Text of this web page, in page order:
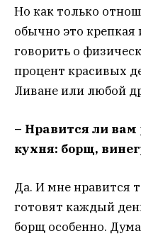
Но как только
обычно это крепкая
говорить о
процент красивых
Ливане или любой
– Нравится ли
кухня: борщ,
Да. И мне нравится
готовят каждый
борщ особенно.